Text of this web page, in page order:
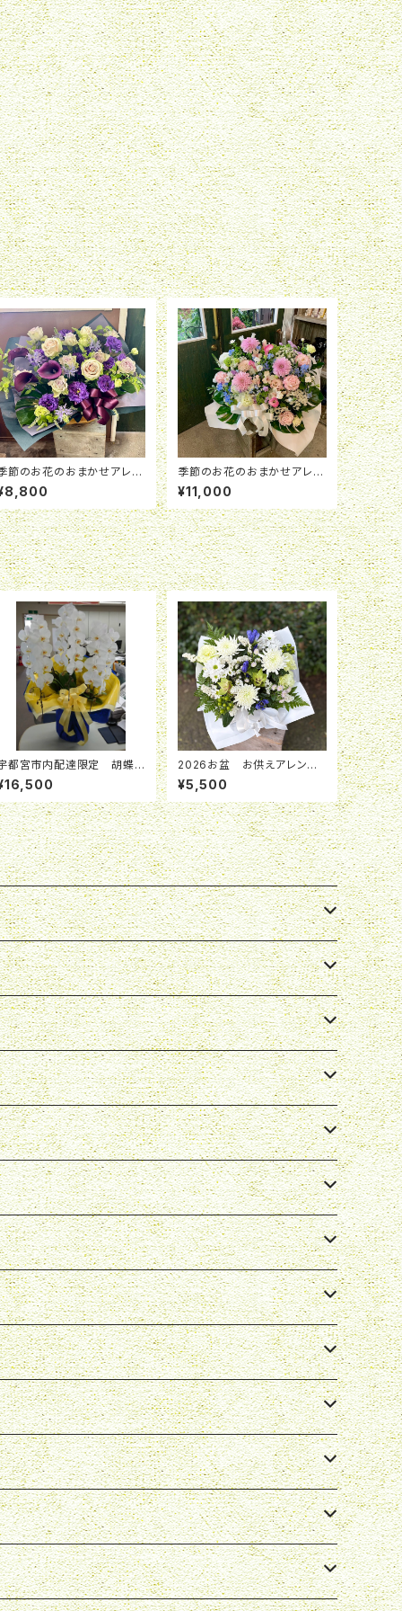
節のお花のおまかせアレン
メント
季節のお花のおまかせアレン
ジメント
¥11,000
都宮市内配達限定 胡蝶
鉢３本立ち 30~35輪
2026お盆 お供えアレンジ
メント「清風」 ￥5,500
¥5,500